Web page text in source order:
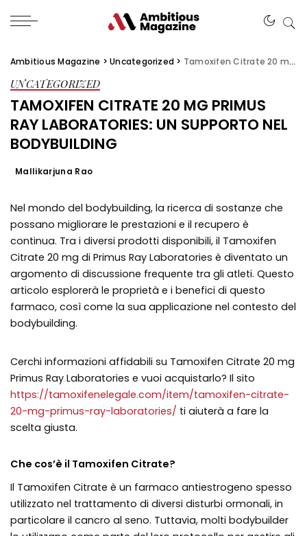
Ambitious Magazine >Uncategorized > Tamoxifen Citrate 20 mg Primus Ray Laboratories: Un Supporto nel Bodybuilding
UNCATEGORIZED
TAMOXIFEN CITRATE 20 MG PRIMUS
RAY LABORATORIES: UN SUPPORTO NEL
BODYBUILDING
Mallikarjuna Rao
Nel mondo del bodybuilding, la ricerca di sostanze che
possano migliorare le prestazioni e il recupero è
continua. Tra i diversi prodotti disponibili, il Tamoxifen
Citrate 20 mg di Primus Ray Laboratories è diventato un
argomento di discussione frequente tra gli atleti. Questo
articolo esplorerà le proprietà e i benefici di questo
farmaco, così come la sua applicazione nel contesto del
bodybuilding.
Cerchi informazioni affidabili su Tamoxifen Citrate 20 mg
Primus Ray Laboratories e vuoi acquistarlo? Il sito
https://tamoxifenelegale.com/item/tamoxifen-citrate-
20-mg-primus-ray-laboratories/ ti aiuterà a fare la
scelta giusta.
Che cos’è il Tamoxifen Citrate?
Il Tamoxifen Citrate è un farmaco antiestrogeno spesso
utilizzato nel trattamento di diversi disturbi ormonali, in
particolare il cancro al seno. Tuttavia, molti bodybuilder